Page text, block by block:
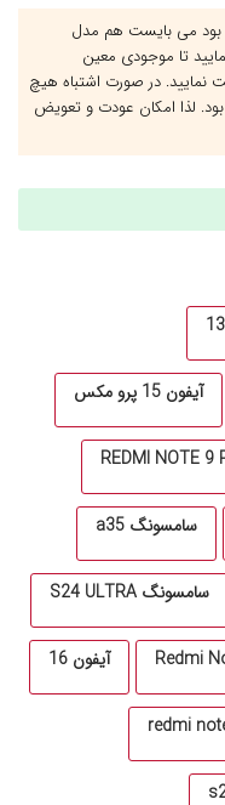
بود می بایست هم مدل
تا موجودی معین
نمایید. در صورت اشتباه هیچ
لذا امکان عودت و تعویض
آیفون 15 پرو مکس
سامسونگ a35
سامسونگ S24 ULTRA
آیفون 16